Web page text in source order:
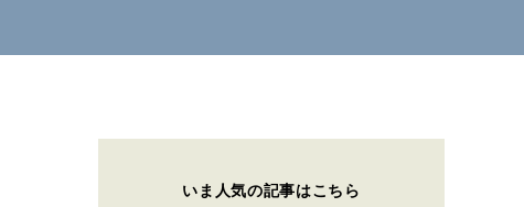
いま人気の記事はこちら